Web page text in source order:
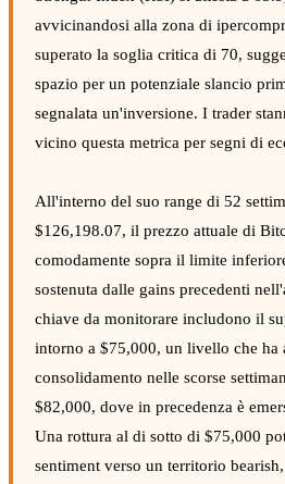
avvicinandosi alla zona di
superato la soglia critica di 70,
spazio per un potenziale slancio
segnalata un'inversione. I trader
vicino questa metrica per segni di
All'interno del suo range di 52
$126,198.07, il prezzo attuale di
comodamente sopra il limite
sostenuta dalle gains precedenti
chiave da monitorare includono il
intorno a $75,000, un livello che ha
consolidamento nelle scorse
$82,000, dove in precedenza è
Una rottura al di sotto di $75,000
sentiment verso un territorio